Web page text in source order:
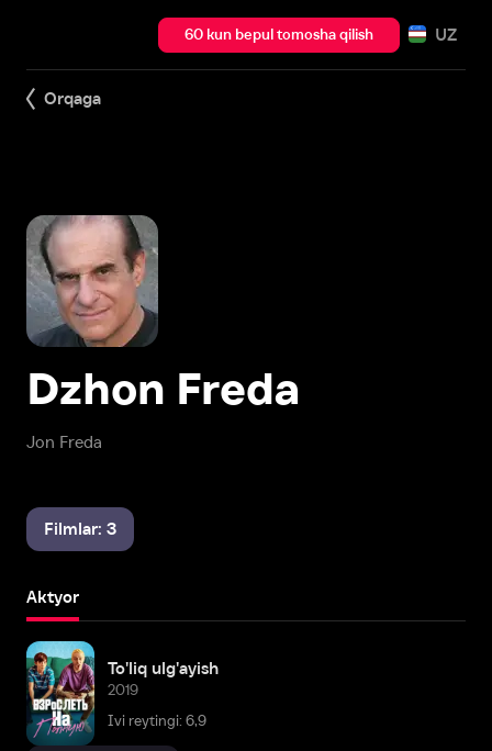
60 kun bepul tomosha qilish UZ
Orqaga
Jon Freda
Dzhon Freda
Filmlar: 3
Aktyor
To'liq ulg'ayish
2019
Ivi reytingi: 6,9